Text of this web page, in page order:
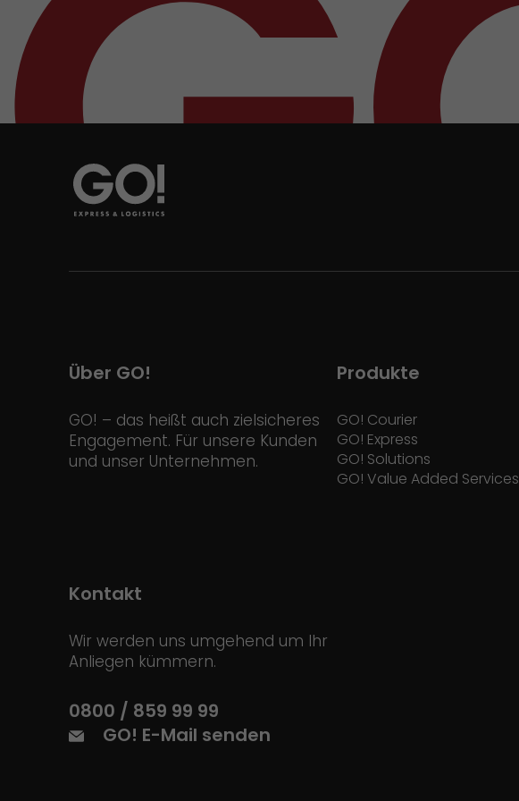
Über GO!
GO! – das heißt auch zielsicheres
Engagement. Für unsere Kunden
und unser Unternehmen.
Produkte
GO! Courier
GO! Express
GO! Solutions
GO! Value Added Services
Kontakt
Wir werden uns umgehend um Ihr
Anliegen kümmern.
0800 / 859 99 99
GO! E-Mail senden